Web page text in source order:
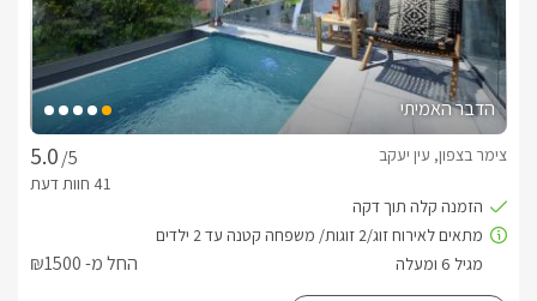
הדבר האמיתי
/5
צימר בצפון, עין יעקב
החל מ- ₪1500